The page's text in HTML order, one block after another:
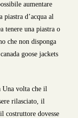
aumentare
piastra d’acqua al
tenere una piastra o
che non disponga
goose jackets
Una volta che il
rilasciato, il
costruttore dovesse